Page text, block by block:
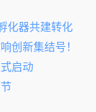
化器共建转化
创新集结号！
启动